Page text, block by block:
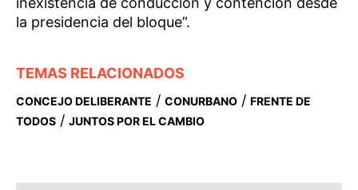
la presidencia del bloque”.
TEMAS RELACIONADOS
CONCEJO DELIBERANTE / CONURBANO / FRENTE DE
TODOS / JUNTOS POR EL CAMBIO